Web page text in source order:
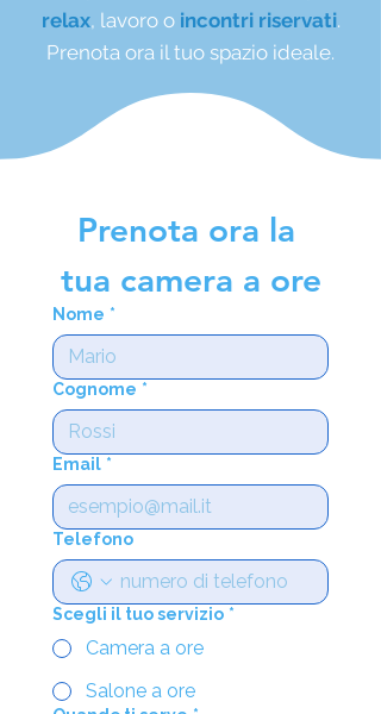
relax, lavoro o incontri riservati.
Prenota ora il tuo spazio ideale.
Prenota ora la
tua camera a ore
Nome *
Cognome *
Email *
Telefono
Scegli il tuo servizio *
Camera a ore
Salone a ore